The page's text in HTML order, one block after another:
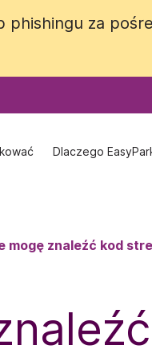
za
Dlaczego
za
Dlaczego
mogę znaleźć kod